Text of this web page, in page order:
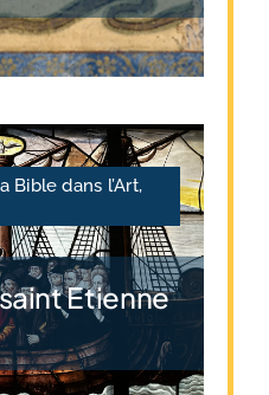
Bible dans l’Art,
Etienne